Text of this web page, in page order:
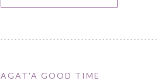
AGAT'A GOOD TIME